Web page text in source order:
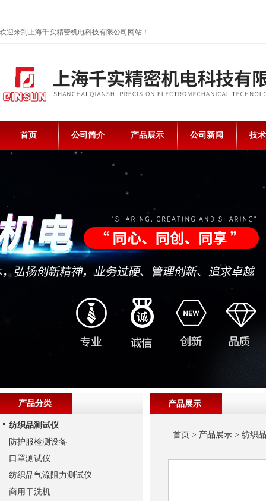
欢迎来到上海千实精密机电科技有限公司网站！
首页 公司简介 产品展示 公司新闻 技
产品展示
首页 > 产品展示> 纺织
产品分类
纺织品测试仪
防护服检测设备
口罩测试仪
纺织品气流阻力测试仪
商用干洗机